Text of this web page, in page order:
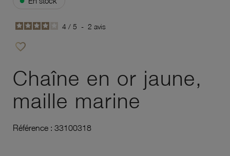
4 / 5 - 2 avis
favorite_border
Chaîne en or jaune,
maille marine
Référence : 33100318